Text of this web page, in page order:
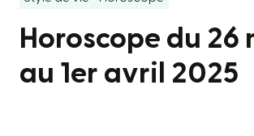
Horoscope du 26
au 1er avril 2025